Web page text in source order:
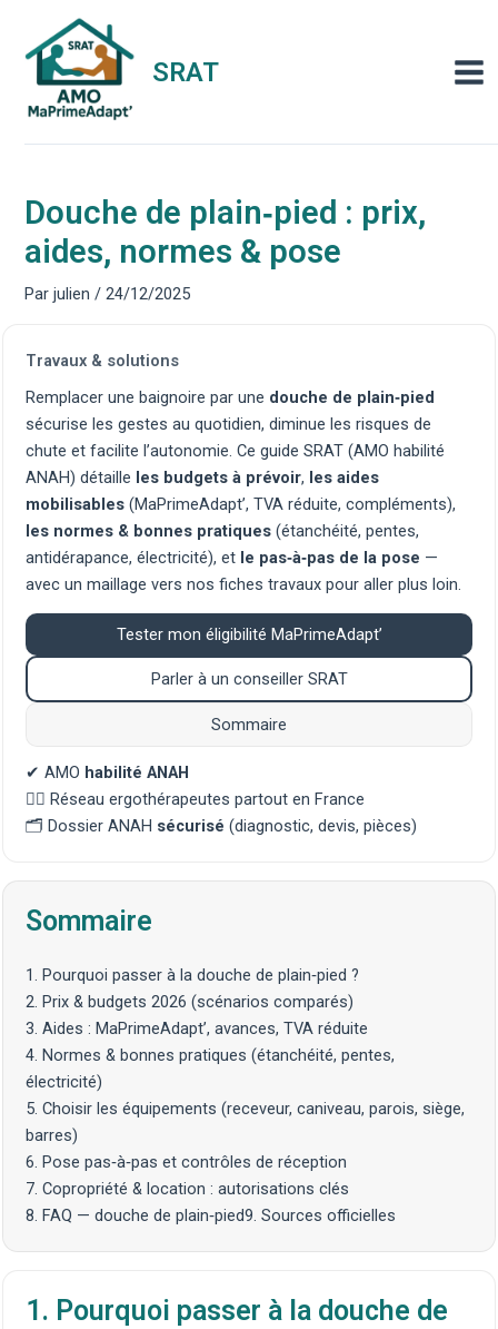
contenu
SRAT
Douche de plain‑pied : prix,
aides, normes & pose
Parjulien/24/12/2025
Travaux & solutions
Remplacer une baignoire par une douche de plain‑pied
sécurise les gestes au quotidien, diminue les risques de
chute et facilite l’autonomie. Ce guide SRAT (AMO habilité
ANAH) détaille les budgets à prévoir, les aides
mobilisables (MaPrimeAdapt’, TVA réduite, compléments),
les normes & bonnes pratiques (étanchéité, pentes,
antidérapance, électricité), et le pas‑à‑pas de la pose —
avec un maillage vers nos fichestravaux pour aller plus loin.
Tester mon éligibilité MaPrimeAdapt’
Parler à un conseiller SRAT
Sommaire
✔ AMO habilité ANAH
🧑‍⚕️ Réseauergothérapeutes partout en France
🗂️ Dossier ANAH sécurisé (diagnostic, devis, pièces)
Sommaire
1. Pourquoi passer à la douche de plain‑pied ?
2. Prix & budgets 2026 (scénarios comparés)
3. Aides : MaPrimeAdapt’, avances, TVA réduite
4. Normes & bonnes pratiques (étanchéité, pentes,
électricité)
5. Choisir les équipements (receveur, caniveau, parois, siège,
barres)
6. Pose pas‑à‑pas et contrôles de réception
7. Copropriété & location : autorisations clés
8. FAQ — douche de plain‑pied9. Sources officielles
1. Pourquoi passer à la douche de